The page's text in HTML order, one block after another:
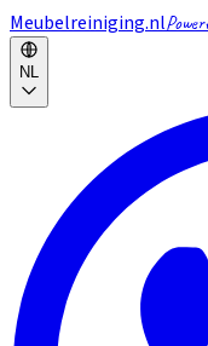
Meubelreiniging.nl
NL